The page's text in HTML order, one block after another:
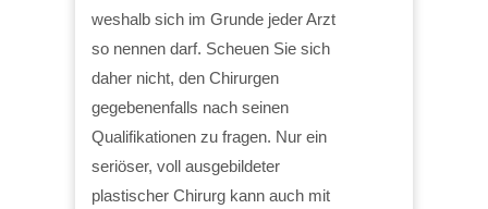
weshalb sich im Grunde jeder Arzt
so nennen darf. Scheuen Sie sich
daher nicht, den Chirurgen
gegebenenfalls nach seinen
Qualifikationen zu fragen. Nur ein
seriöser, voll ausgebildeter
plastischer Chirurg kann auch mit